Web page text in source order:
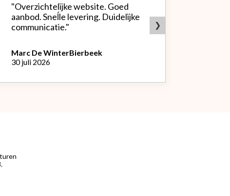
"Overzichtelijke website. Goed
aanbod. Sneĺle levering. Duidelijke
communicatie."
Marc De WinterBierbeek
30 juli 2026
❯